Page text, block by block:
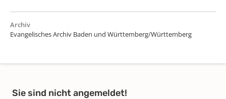
Archiv
Evangelisches Archiv Baden und Württemberg/Württemberg
Sie sind nicht angemeldet!